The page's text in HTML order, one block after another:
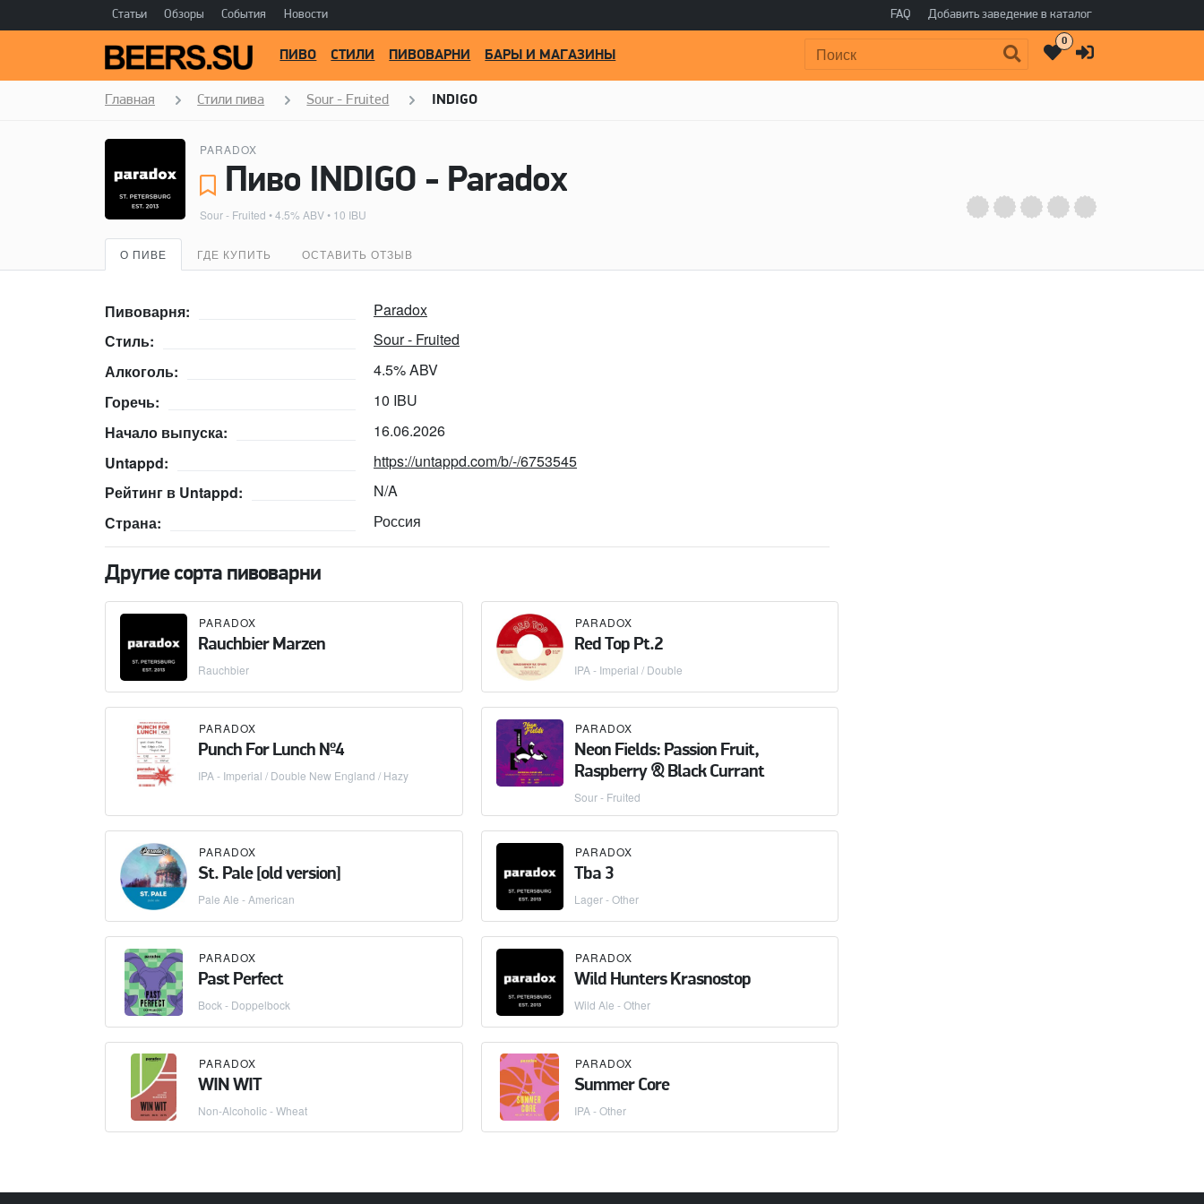
Статьи Обзоры События Новости FAQ Добавить заведение в каталог
Поиск:
ПИВО СТИЛИ ПИВОВАРНИ БАРЫ И МАГАЗИНЫ
0
Главная Стили пива Sour - Fruited INDIGO
PARADOX
Пиво INDIGO - Paradox
Sour - Fruited • 4.5% ABV • 10 IBU
О ПИВЕ ГДЕ КУПИТЬ ОСТАВИТЬ ОТЗЫВ
Пивоварня:
Paradox
Стиль:
Sour - Fruited
Алкоголь:
4.5% ABV
Горечь:
10 IBU
Начало выпуска:
16.06.2026
Untappd:
https://untappd.com/b/-/6753545
Рейтинг в Untappd:
N/A
Страна:
Россия
Другие сорта пивоварни
PARADOX
Rauchbier Marzen
Rauchbier
PARADOX
Red Top Pt.2
IPA - Imperial / Double
PARADOX
Punch For Lunch №4
IPA - Imperial / Double New England / Hazy
PARADOX
Neon Fields: Passion Fruit,
Raspberry & Black Currant
Sour - Fruited
PARADOX
St. Pale [old version]
Pale Ale - American
PARADOX
Tba 3
Lager - Other
PARADOX
Past Perfect
Bock - Doppelbock
PARADOX
Wild Hunters Krasnostop
Wild Ale - Other
PARADOX
WIN WIT
Non-Alcoholic - Wheat
PARADOX
Summer Core
IPA - Other